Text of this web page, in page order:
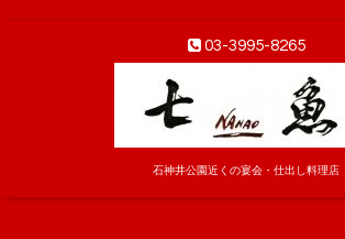
03-3995-8265
石神井公園近くの宴会・仕出し料理店